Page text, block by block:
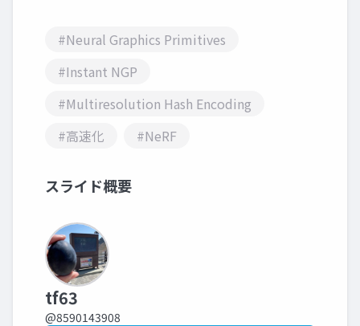
#Neural Graphics Primitives
#Instant NGP
#Multiresolution Hash Encoding
#高速化
#NeRF
スライド概要
tf63
@8590143908